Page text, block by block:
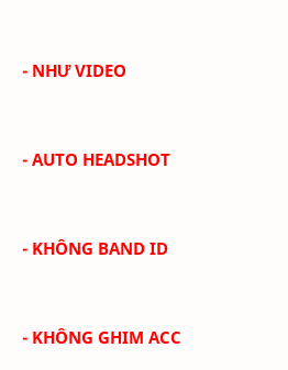
- NHƯ VIDEO
- AUTO HEADSHOT
- KHÔNG BAND ID
- KHÔNG GHIM ACC